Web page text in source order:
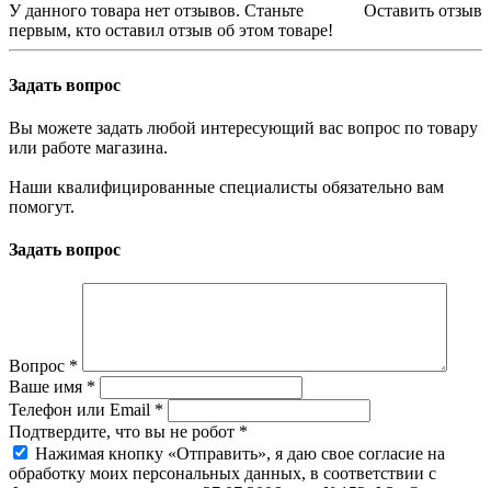
Оставить отзыв
У данного товара нет отзывов. Станьте
первым, кто оставил отзыв об этом товаре!
Задать вопрос
Вы можете задать любой интересующий вас вопрос по товару
или работе магазина.
Наши квалифицированные специалисты обязательно вам
помогут.
Задать вопрос
Вопрос *
Ваше имя *
Телефон или Email *
Подтвердите, что вы не робот *
Нажимая кнопку «Отправить», я даю свое согласие на
обработку моих персональных данных, в соответствии с